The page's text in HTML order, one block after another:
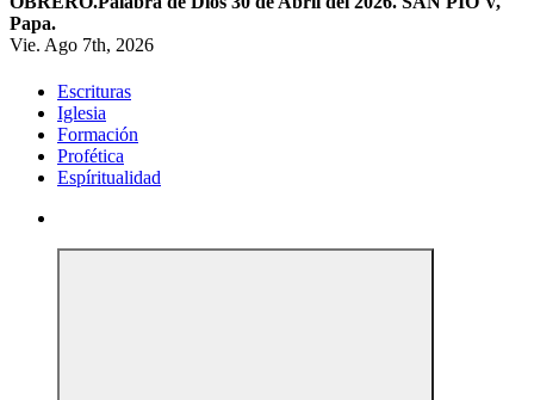
Papa.
Vie. Ago 7th, 2026
Escrituras
Iglesia
Formación
Profética
Espíritualidad